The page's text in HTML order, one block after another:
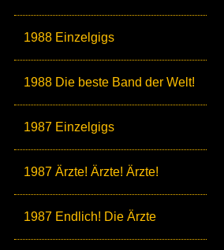
1988 Einzelgigs
1988 Die beste Band der Welt!
1987 Einzelgigs
1987 Ärzte! Ärzte! Ärzte!
1987 Endlich! Die Ärzte